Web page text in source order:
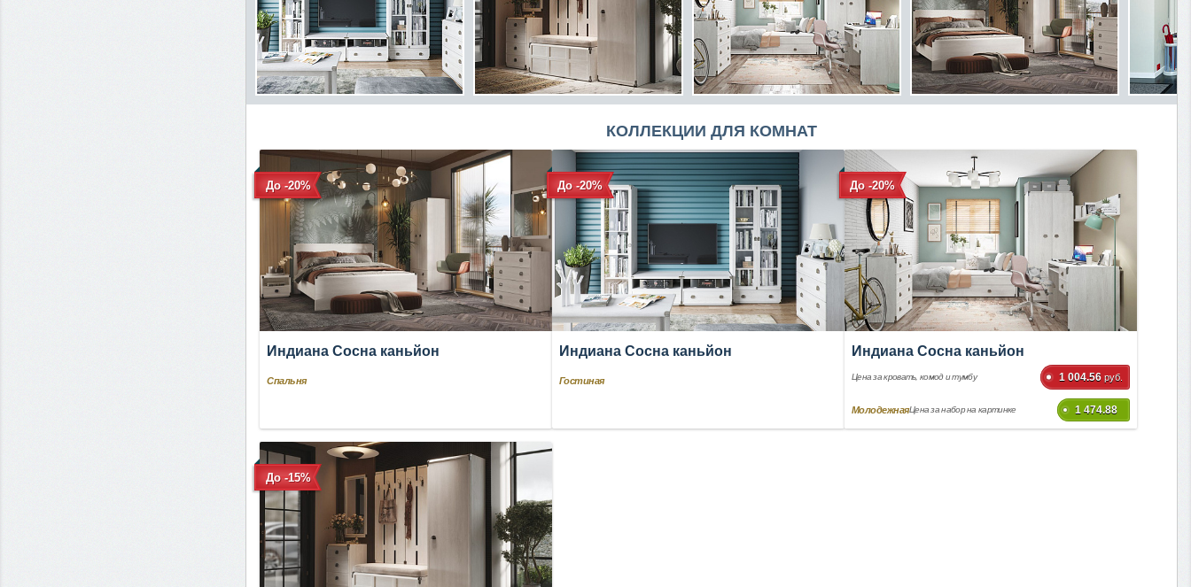
КОЛЛЕКЦИИ ДЛЯ КОМНАТ
До -20%
Индиана Сосна каньйон
Спальня
До -20%
Индиана Сосна каньйон
Гостиная
До -20%
Индиана Сосна каньйон
Цена за кровать, комод и тумбу 1 004.56 руб.
МолодежнаяЦена за набор на картинке 1 474.88
До -15%